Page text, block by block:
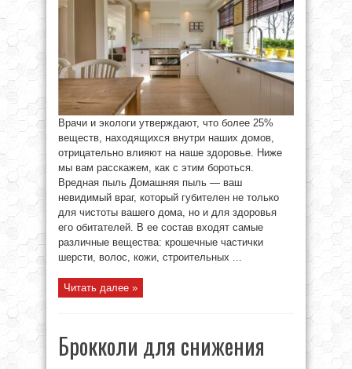
Врачи и экологи утверждают, что более 25%
веществ, находящихся внутри наших домов,
отрицательно влияют на наше здоровье. Ниже
мы вам расскажем, как с этим бороться.
Вредная пыль Домашняя пыль — ваш
невидимый враг, который губителен не только
для чистоты вашего дома, но и для здоровья
его обитателей. В ее состав входят самые
различные вещества: крошечные частички
шерсти, волос, кожи, строительных ...
Читать далее »
Брокколи для снижения